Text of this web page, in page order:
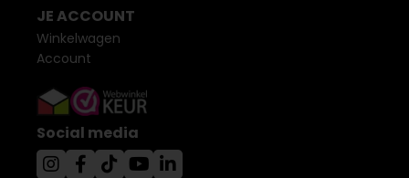
JE ACCOUNT
Winkelwagen
Account
Social media